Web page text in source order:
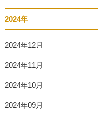
2024年
2024年12月
2024年11月
2024年10月
2024年09月